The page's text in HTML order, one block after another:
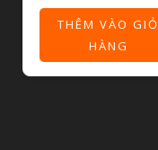
THÊM VÀO GIỎ
HÀNG